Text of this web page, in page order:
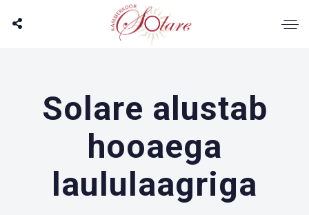
Solare alustab
hooaega
laululaagriga